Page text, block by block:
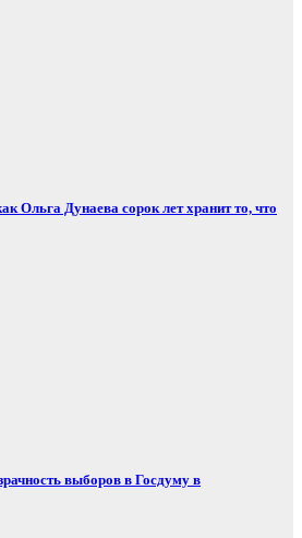
Ольга Дунаева сорок лет хранит то, что
выборов в Госдуму в